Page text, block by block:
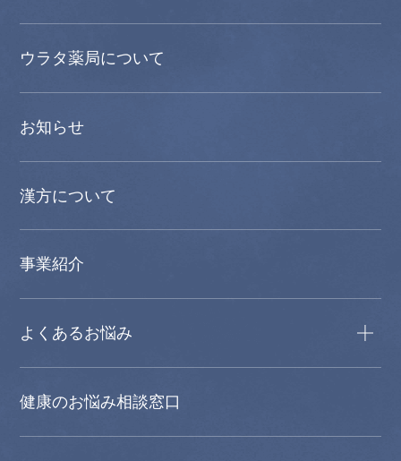
ウラタ薬局について
お知らせ
漢方について
事業紹介
よくあるお悩み
健康のお悩み相談窓口